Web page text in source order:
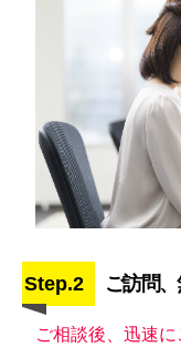
Step.2 ご訪問
ご相談後、迅速